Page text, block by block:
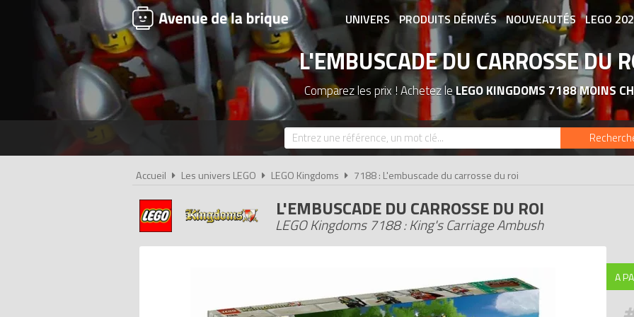
UNIVERS PRODUITS DÉRIVÉS NOUVEAUTÉS LEGO
ASSOCIATIONS DE FANS
L'EMBUSCADE DU CARROSSE DU
Comparez les prix ! Achetez leLEGO KINGDOMS 7188 MOINS
Accueil Les univers LEGO LEGO Kingdoms 7188 : L'embuscade du carrosse du roi
L'EMBUSCADE DU CARROSSE DU ROI
LEGO Kingdoms 7188 : King's Carriage Ambush
A